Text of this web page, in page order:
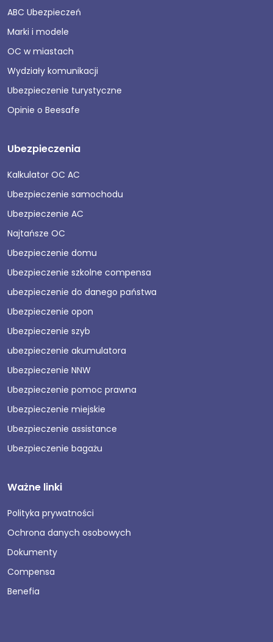
ABC Ubezpieczeń
Marki i modele
OC w miastach
Wydziały komunikacji
Ubezpieczenie turystyczne
Opinie o Beesafe
Ubezpieczenia
Kalkulator OC AC
Ubezpieczenie samochodu
Ubezpieczenie AC
Najtańsze OC
Ubezpieczenie domu
Ubezpieczenie szkolne compensa
ubezpieczenie do danego państwa
Ubezpieczenie opon
Ubezpieczenie szyb
ubezpieczenie akumulatora
Ubezpieczenie NNW
Ubezpieczenie pomoc prawna
Ubezpieczenie miejskie
Ubezpieczenie assistance
Ubezpieczenie bagażu
Ważne linki
Polityka prywatności
Ochrona danych osobowych
Dokumenty
Compensa
Benefia